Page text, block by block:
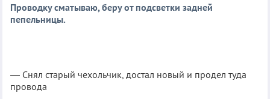
Проводку сматываю, беру от подсветки задней
пепельницы.
— Снял старый чехольчик, достал новый и продел туда
провода